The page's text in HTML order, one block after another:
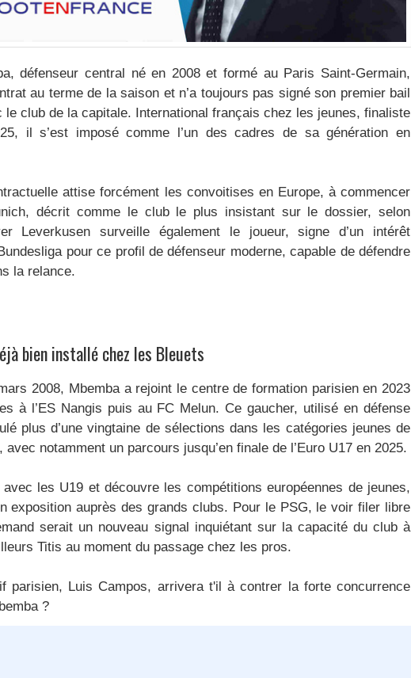
défenseur central né en 2008 et formé au Paris Saint-Germain,
au terme de la saison et n’a toujours pas signé son premier bail
le club de la capitale. International français chez les jeunes, finaliste
il s’est imposé comme l’un des cadres de sa génération en
attise forcément les convoitises en Europe, à commencer
décrit comme le club le plus insistant sur le dossier, selon
Leverkusen surveille également le joueur, signe d’un intérêt
pour ce profil de défenseur moderne, capable de défendre
la relance.
bien installé chez les Bleuets
2008, Mbemba a rejoint le centre de formation parisien en 2023
à l’ES Nangis puis au FC Melun. Ce gaucher, utilisé en défense
plus d’une vingtaine de sélections dans les catégories jeunes de
avec notamment un parcours jusqu’en finale de l’Euro U17 en 2025.
les U19 et découvre les compétitions européennes de jeunes,
exposition auprès des grands clubs. Pour le PSG, le voir filer libre
serait un nouveau signal inquiétant sur la capacité du club à
Titis au moment du passage chez les pros.
parisien, Luis Campos, arrivera t'il à contrer la forte concurrence
?